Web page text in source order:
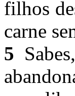
filhos
carne
5